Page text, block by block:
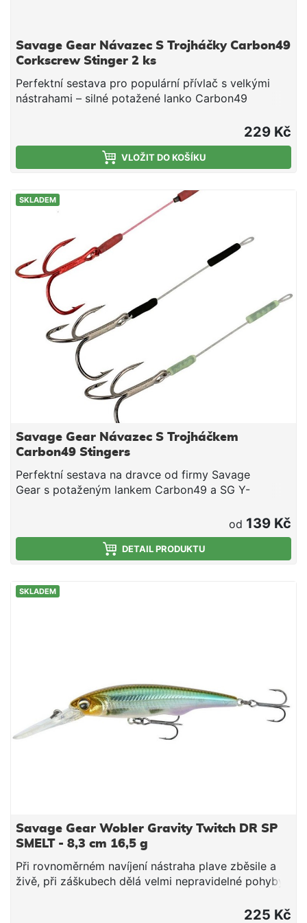
Savage Gear Návazec S Trojháčky Carbon49
Corkscrew Stinger 2 ks
Perfektní sestava pro populární přívlač s velkými
nástrahami – silné potažené lanko Carbon49
obsahuje 2 kusy (1 v barvě Gunsmoke/BLN a 1
v krvavě červené barvě). Nosnost 23 Kg /Vel.Háčku
229 Kč
VLOŽIT DO KOŠÍKU
SKLADEM
Savage Gear Návazec S Trojháčkem
Carbon49 Stingers
Perfektní sestava na dravce od firmy Savage
Gear s potaženým lankem Carbon49 a SG Y-
Gunsmoke a jeden kus v krvavě rudé barvě. 3
kusy/balení
od 139 Kč
DETAIL PRODUKTU
SKLADEM
Savage Gear Wobler Gravity Twitch DR SP
SMELT - 8,3 cm 16,5 g
Při rovnoměrném navíjení nástraha plave zběsile a
živě, při záškubech dělá velmi nepravidelné pohyby.
úžasnými detaily a při zastavení se perfektně vznáší.
225 Kč